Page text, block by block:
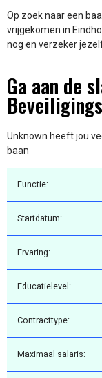
Op zoek naar een
vrijgekomen in
nog en verzeker
Ga aan de
Unknown heeft jou
baan
Functie:
Startdatum:
Ervaring:
Educatielevel:
Contracttype:
Maximaal salaris: